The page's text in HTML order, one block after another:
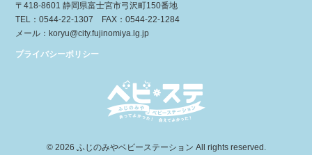
〒418-8601 静岡県富士宮市弓沢町150番地
TEL：0544-22-1307 FAX：0544-22-1284
メール：koryu@city.fujinomiya.lg.jp
プライバシーポリシー
© 2026 ふじのみやベビーステーション All rights reserved.